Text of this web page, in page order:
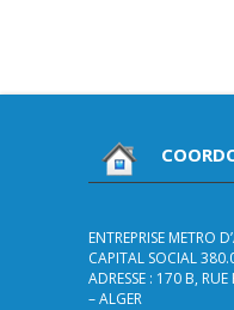
ENTREPRISE METRO
CAPITAL SOCIAL
ADRESSE : 170 B,
– ALGER